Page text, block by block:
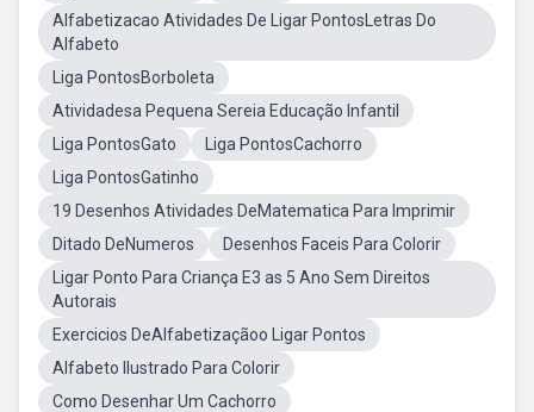
Alfabetizacao Atividades De Ligar PontosLetras Do
Alfabeto
Liga PontosBorboleta
Atividadesa Pequena Sereia Educação Infantil
Liga PontosGato
Liga PontosCachorro
Liga PontosGatinho
19 Desenhos Atividades DeMatematica Para Imprimir
Ditado DeNumeros
Desenhos Faceis Para Colorir
Ligar Ponto Para Criança E3 as 5 Ano Sem Direitos
Autorais
Exercicios DeAlfabetizaçãoo Ligar Pontos
Alfabeto Ilustrado Para Colorir
Como Desenhar Um Cachorro